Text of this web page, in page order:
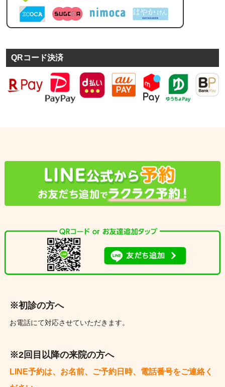
QRコード決済
※初診の方へ
お電話にて対応させていただきます。
※2回目以降の来院の方へ
LINE予約は、お名前、ご予約日時、電話番号をご連絡く